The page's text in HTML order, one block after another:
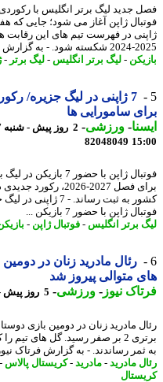
جدید لیگ برتر انگلیس با رکوردی تازه
ژاپن آغاز می شود؛ جایی که هفت
در فهرست تیم های این رقابت ها
به گزارش ...
-لیگ برتر انگلیس-لیگ برتر - ژاپن-
7 ژاپنی در لیگ جزیره/
سامورایی ها
-ورزشی-
82048049
فوتبال ژاپن با حضور 7 بازیکن در
برای فصل 2027-2026، رکورد جدیدی
کشور به ثبت رساند. - 7
ژاپن با حضور 7 بازیکن ...
برتر انگلیس-فوتبال ژاپن- بازیکن -
رئال مادرید زنان در دومین
متوالی پیروز شد
نیوز-ورزشی-5 روز پیش - پنجشنبه 15 مرداد 1405، 00:10
مادرید زنان در دومین بازی
برتری 2 بر صفر رسید. گل های تیم را
رساندند. - به گزارش فرتاک نیوز؛
مادرید- مادرید- کریستال پالاس-بازی